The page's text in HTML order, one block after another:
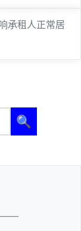
承租人正常居
🔍